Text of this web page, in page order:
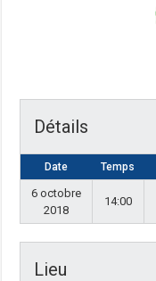
Détails
Date Temps
6 octobre
2018
14:00
Lieu